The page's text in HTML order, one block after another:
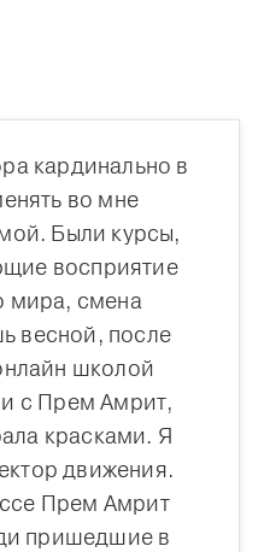
кардинально в
во мне
Были курсы,
восприятие
мира, смена
весной, после
школой
с Прем Амрит,
красками. Я
движения.
Прем Амрит
пришедшие в